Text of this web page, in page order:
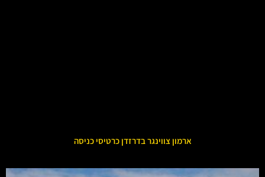
ארמון צווינגר בדרזדן כרטיסי כניסה